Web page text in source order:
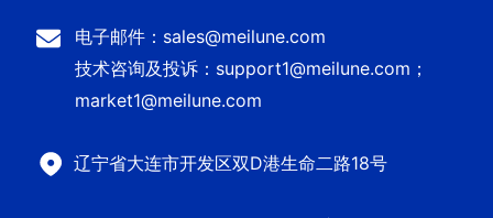
电子邮件：sales@meilune.com
技术咨询及投诉：support1@meilune.com；
market1@meilune.com
辽宁省大连市开发区双D港生命二路18号